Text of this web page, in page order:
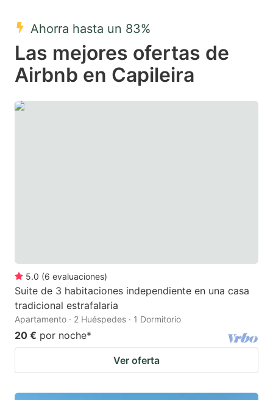
key
to
get
keyboard
to
get
keyboard
Ahorra hasta un 83%
Las mejores ofertas de
Airbnb en Capileira
5.0 (6 evaluaciones)
Suite de 3 habitaciones independiente en una casa
tradicional estrafalaria
Apartamento · 2 Huéspedes · 1 Dormitorio
20 € por noche*
Ver oferta